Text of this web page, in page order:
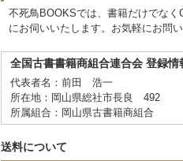
不死鳥BOOKSでは、書籍だけでな
にお伺いいたします。お気軽にお問
全国古書書籍商組合連合会 登録情
代表者名：前田 浩一
所在地：岡山県総社市長良 492
所属組合：岡山県古書籍商組合
送料について